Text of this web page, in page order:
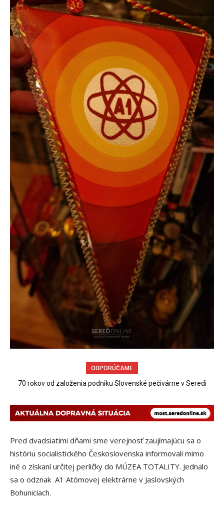
ODPORÚČAME
70 rokov od založenia podniku Slovenské pečivárne v Seredi
Obchádzka rozpadajúceho sa už uzatvoreného mosta ponad
Pred dvadsiatimi dňami sme verejnosť zaujímajúcu sa o
históriu socialistického Československa informovali mimo
iné o získaní určitej perličky do MÚZEA TOTALITY. Jednalo
sa o odznak A1 Atómovej elektrárne v Jaslovských
Bohuniciach.